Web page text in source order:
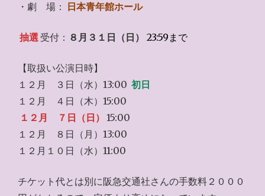
・劇 場：
日本青年館ホール
抽選 受付： ８月３１日（日） 23:59まで
【取扱い公演日時】
１２月 ３日（水）13:00 初日
１２月 ４日（木）15:00
１２月 ７日（日）
15:00
１２月 ８日（月）13:00
１２月１０日（水）11:00
チケット代とは別に阪急交通社さんの手数料２０００